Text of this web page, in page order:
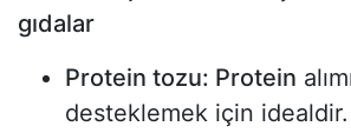
gıdalar
Protein tozu: Protein
desteklemek için idealdir.